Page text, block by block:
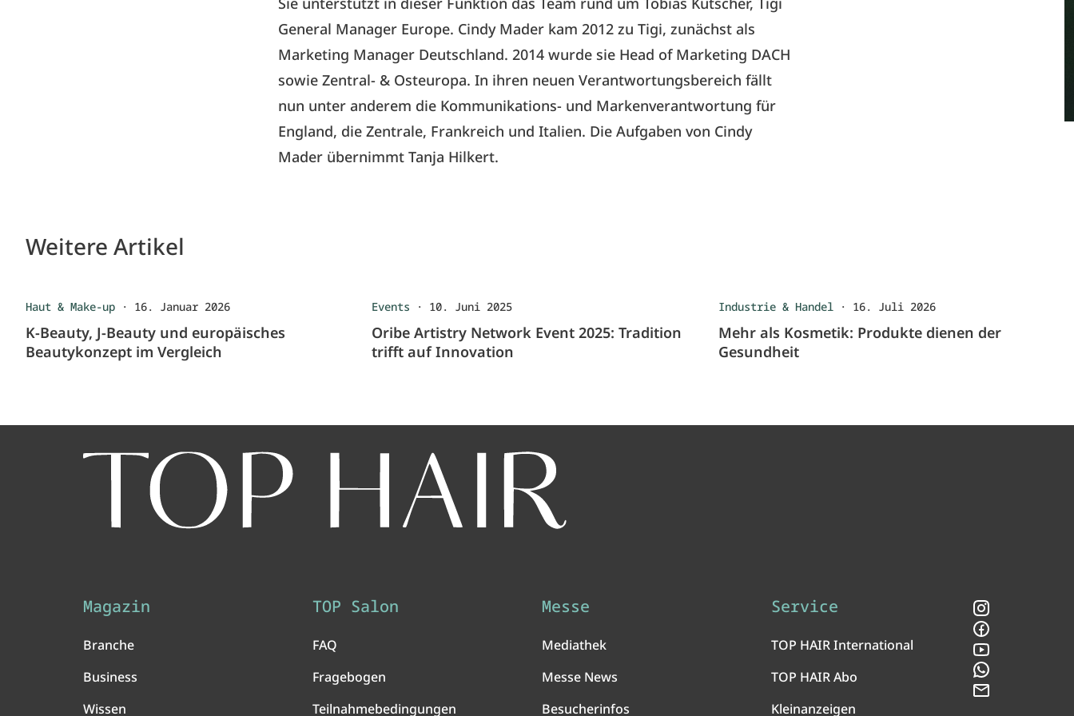
General Manager Europe. Cindy Mader kam 2012 zu Tigi, zunächst als
Marketing Manager Deutschland. 2014 wurde sie Head of Marketing DACH
sowie Zentral- & Osteuropa. In ihren neuen Verantwortungsbereich fällt
nun unter anderem die Kommunikations- und Markenverantwortung für
England, die Zentrale, Frankreich und Italien. Die Aufgaben von Cindy
Mader übernimmt Tanja Hilkert.
Weitere Artikel
Haut & Make-up · 16. Januar 2026
K-Beauty, J-Beauty und europäisches
Beautykonzept im Vergleich
Events · 10. Juni 2025
Oribe Artistry Network Event 2025: Tradition
trifft auf Innovation
Industrie & Handel· 16. Juli 2026
Mehr als Kosmetik: Produkte dienen der
Gesundheit
Magazin
Branche
Business
Wissen
TOP Salon
FAQ
Fragebogen
Teilnahmebedingungen
Messe
Mediathek
Messe News
Besucherinfos
Service
TOP HAIR International
TOP HAIR Abo
Kleinanzeigen